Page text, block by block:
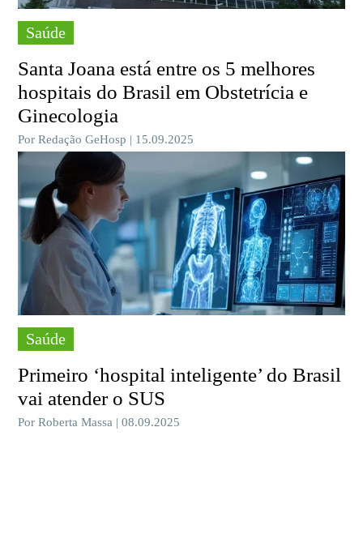
Saúde
Santa Joana está entre os 5 melhores
hospitais do Brasil em Obstetrícia e
Ginecologia
Por Redação GeHosp | 15.09.2025
Saúde
Primeiro ‘hospital inteligente’ do Brasil
vai atender o SUS
Por Roberta Massa | 08.09.2025